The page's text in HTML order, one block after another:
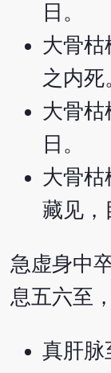
日。
大骨枯
之内死
大骨枯
日。
大骨枯
藏见，
急虚身中
息五六至
真肝脉